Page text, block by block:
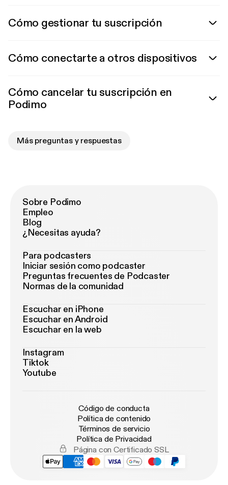
Cómo gestionar tu suscripción
Cómo conectarte a otros dispositivos
Cómo cancelar tu suscripción en
Podimo
Más preguntas y respuestas
Sobre Podimo
Empleo
Blog
¿Necesitas ayuda?
Para podcasters
Iniciar sesión como podcaster
Preguntas frecuentes de Podcaster
Normas de la comunidad
Escuchar en iPhone
Escuchar en Android
Escuchar en la web
Instagram
Tiktok
Youtube
Código de conducta
Política de contenido
Términos de servicio
Política de Privacidad
Página con Certificado SSL